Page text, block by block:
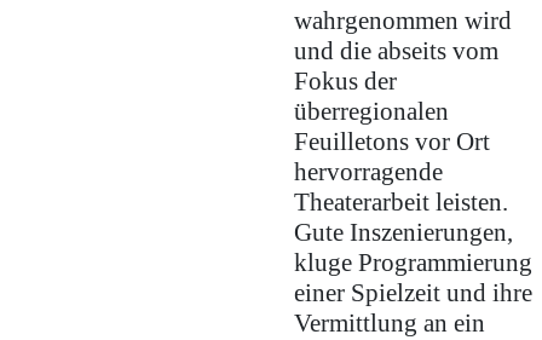
wahrgenommen wird
und die abseits vom
Fokus der
überregionalen
Feuilletons vor Ort
hervorragende
Theaterarbeit leisten.
Gute Inszenierungen,
kluge Programmierung
einer Spielzeit und ihre
Vermittlung an ein